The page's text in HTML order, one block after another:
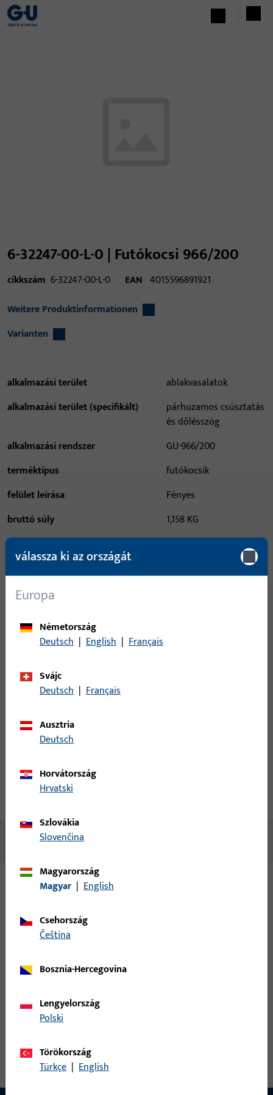
6-32247-00-L-0 | Futókocsi 966/200
cikkszám 6-32247-00-L-0 EAN 4015596891921
Weitere Produktinformationen
Varianten
alkalmazási terület
ablakvasalatok
alkalmazási terület (specifikált)
párhuzamos csúsztatás
és dőlésszög
alkalmazási rendszer
GU-966/200
terméktípus
futókocsik
felület leírása
Fényes
bruttó súly
1,158 KG
csomagolási egység
minimális rendelési mennyiség
Kérjük, jelentkezzen be ügyféladataival, hogy tájékozódhasson
bejelentkezés
Nincs elérhető tartalom
Ehhez a termékhez az alábbi változatok érhetők el:
6-32247-00-R-0 | futókocsik | Futókocsi
966/200
futókocsik, teljes szélesség 43,5 mm, teljes magasság /
kg, nyitásirány ütköző jobb
válassza ki az országát
Europa
Németország
Deutsch | English | Français
Svájc
Deutsch | Français
Ausztria
Deutsch
Horvátország
Hrvatski
Szlovákia
Slovenčina
Magyarország
Magyar | English
Csehország
čeština
Bosznia-Hercegovina
Lengyelország
Polski
Törökország
Türkçe | English